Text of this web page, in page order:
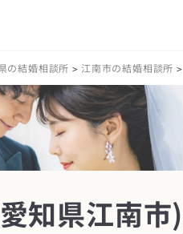
の結婚相談所 > 江南市の結婚相談所 >
知県江南市)